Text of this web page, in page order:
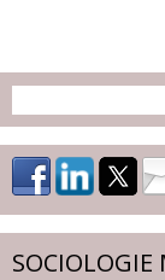
SOCIOLOGIE